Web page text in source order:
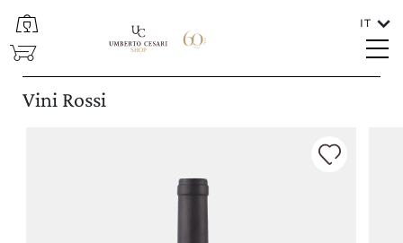
SHOP
IT
Lingue
ITALIANO
CHIUDI
Vini Rossi